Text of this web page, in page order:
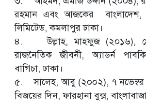
রহমান এবং আজকের বাংলাদেশ,
লিমিটেড, কমলাপুর ঢাকা।
৪. উল্লাহ, মাহফুজ (২০১৬),
রাজনৈতিক জীবনী, অ্যাডর্ন
বাগিচা, ঢাকা।
৫. সালেহ, আবু (২০০২), ৭ নভেম্বর
বিজয়ের দিন, ফারহানা বুক্স,